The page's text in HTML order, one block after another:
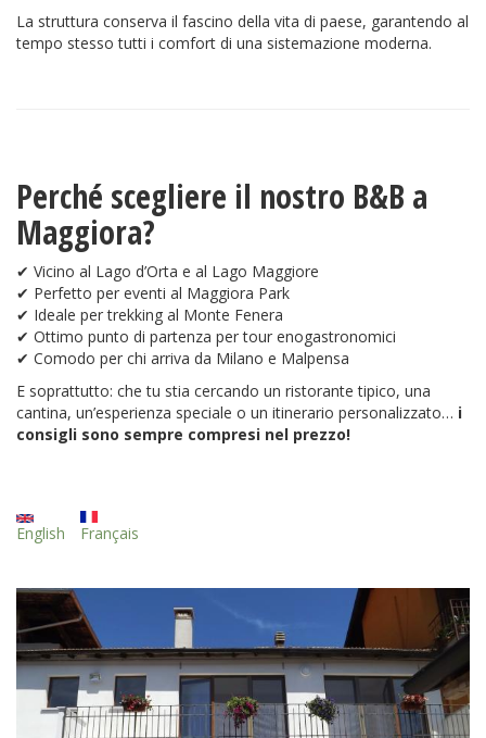
La struttura conserva il fascino della vita di paese, garantendo al
tempo stesso tutti i comfort di una sistemazione moderna.
Perché scegliere il nostro B&B a
Maggiora?
✔ Vicino al Lago d’Orta e al Lago Maggiore
✔ Perfetto per eventi al Maggiora Park
✔ Ideale per trekking al Monte Fenera
✔ Ottimo punto di partenza per tour enogastronomici
✔ Comodo per chi arriva da Milano e Malpensa
E soprattutto: che tu stia cercando un ristorante tipico, una
cantina, un’esperienza speciale o un itinerario personalizzato… i
consigli sono sempre compresi nel prezzo!
English Français